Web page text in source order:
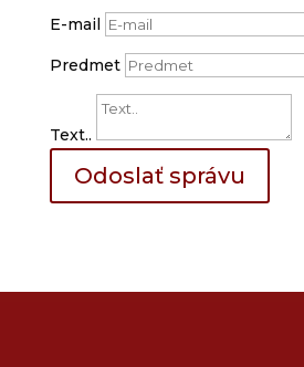
E-mail
Predmet
Text..
Odoslať správu